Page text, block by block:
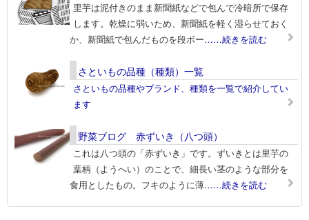
里芋は泥付きのまま新聞紙などで包んで冷暗所で保存
します。乾燥に弱いため、新聞紙を軽く湿らせておく
か、新聞紙で包んだものを段ボー……続きを読む
さといもの品種（種類）一覧
さといもの品種やブランド、種類を一覧で紹介してい
ます
野菜ブログ 赤ずいき（八つ頭）
これは八つ頭の「赤ずいき」です。ずいきとは里芋の
葉柄（ようへい）のことで、細長い茎のような部分を
食用としたもの。フキのように薄……続きを読む